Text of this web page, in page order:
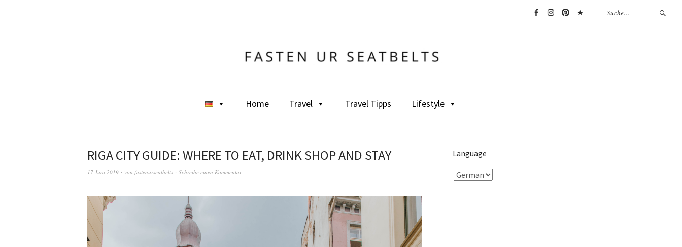
Home Travel Travel Tipps Lifestyle
RIGA CITY GUIDE: WHERE TO EAT, DRINK SHOP AND STAY
17 Juni 2019 von fastenurseatbelts Schreibe einen Kommentar
Language